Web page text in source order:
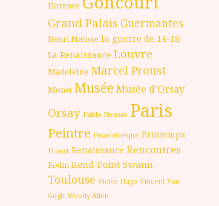
Florence
Grand Palais Guermantes
Henri Matisse la guerre de 14-18
La Renaissance Louvre
Madeleine Marcel Proust
Monet Musée Musée d'Orsay
Orsay Pablo Picasso Paris
Peintre Pinacothèque Printemps
Proust Renaissance Rencontres
Rodin Rond-Point Swann
Toulouse Victor Hugo Vincent Van
Gogh Woody Allen